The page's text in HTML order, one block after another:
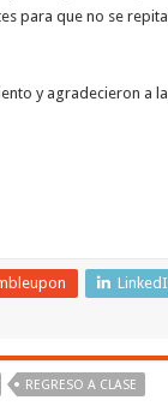
para que no se
y agradecieron a
REGRESO A CLASE